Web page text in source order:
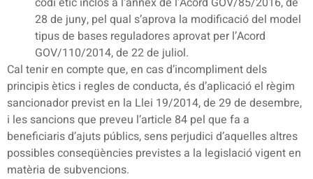
28 de juny, pel qual s’aprova la modificació del model
tipus de bases reguladores aprovat per l’Acord
GOV/110/2014, de 22 de juliol.
Cal tenir en compte que, en cas d’incompliment dels
principis ètics i regles de conducta, és d’aplicació el règim
sancionador previst en la Llei 19/2014, de 29 de desembre,
i les sancions que preveu l’article 84 pel que fa a
beneficiaris d’ajuts públics, sens perjudici d’aquelles altres
possibles conseqüències previstes a la legislació vigent en
matèria de subvencions.